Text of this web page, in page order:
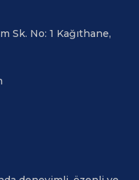
Sk. No: 1 Kağıthane,